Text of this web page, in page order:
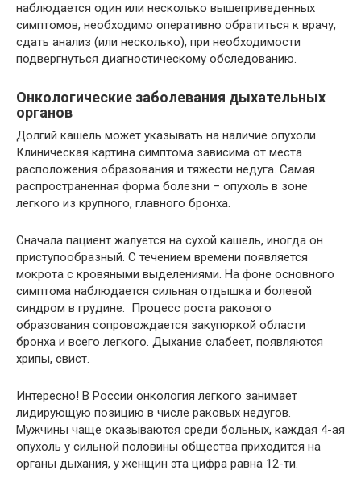
наблюдается один или несколько вышеприведенных
симптомов, необходимо оперативно обратиться к врачу,
сдать анализ (или несколько), при необходимости
подвергнуться диагностическому обследованию.
Онкологические заболевания дыхательных
органов
Долгий кашель может указывать на наличие опухоли.
Клиническая картина симптома зависима от места
расположения образования и тяжести недуга. Самая
распространенная форма болезни – опухоль в зоне
легкого из крупного, главного бронха.
Сначала пациент жалуется на сухой кашель, иногда он
приступообразный. С течением времени появляется
мокрота с кровяными выделениями. На фоне основного
симптома наблюдается сильная отдышка и болевой
синдром в грудине. Процесс роста ракового
образования сопровождается закупоркой области
бронха и всего легкого. Дыхание слабеет, появляются
хрипы, свист.
Интересно! В России онкология легкого занимает
лидирующую позицию в числе раковых недугов.
Мужчины чаще оказываются среди больных, каждая 4-ая
опухоль у сильной половины общества приходится на
органы дыхания, у женщин эта цифра равна 12-ти.